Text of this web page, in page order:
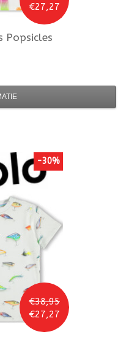
€27,27
Popsicles
€38,95
€27,27
-30%